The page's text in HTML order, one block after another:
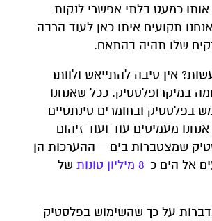
אותו כמעט בלתי אפשרי לנקות
תקועים איתו כאן לעוד הרבה
שלו תהיה בהתאם.
אין סיבה להתייאש ולוותר
במיקרופלסטיק. ככל שאנחנו
בפלסטיק ובחומרים סינתטיים
מעמיסים עוד ועוד זיהום
שמצטברות בים – ההערכות הן
אל הים כ-8 מיליון טונות
של
על כך שהשימוש בפלסטיק